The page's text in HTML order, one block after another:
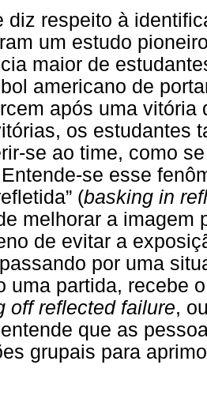
diz respeito à
um estudo
maior de
americano de
após uma vitória
os estudantes
se ao time, como
se esse
(basking in
melhorar a imagem
de evitar a
por uma
uma partida, recebe
off reflected failure,
que as
grupais para